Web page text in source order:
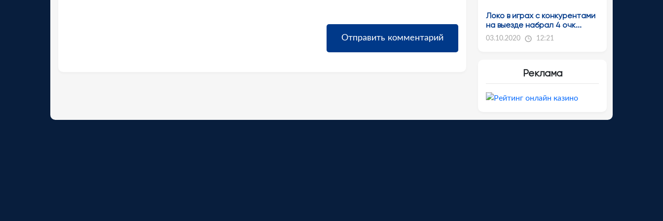
Локо в играх с конкурентами
на выезде набрал 4 очк...
03.10.2020 12:21
Реклама